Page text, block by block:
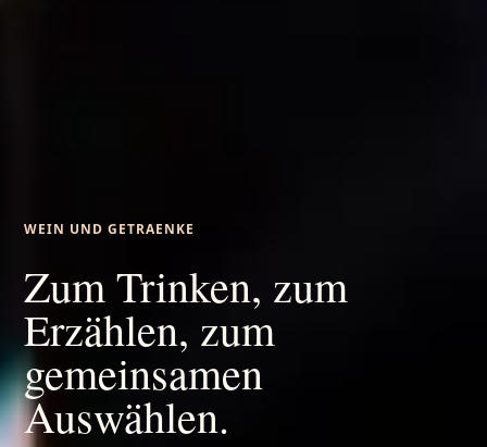
WEIN UND GETRAENKE
Zum Trinken, zum
Erzählen, zum
gemeinsamen
Auswählen.